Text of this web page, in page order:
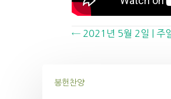
Posts
← 2021년 5월 2일 | 주
봉헌찬양